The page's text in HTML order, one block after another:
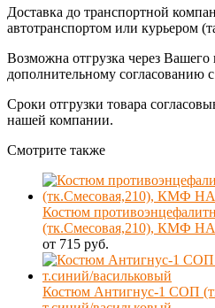
Доставка до транспортной
автотранспортом или курьером
Возможна отгрузка через Вашего
дополнительному согласованию
Сроки отгрузки товара
нашей компании.
Смотрите также
Костюм
(тк.Смесовая,210), КМФ
от 715 руб.
Костюм Антигнус-1 СОП